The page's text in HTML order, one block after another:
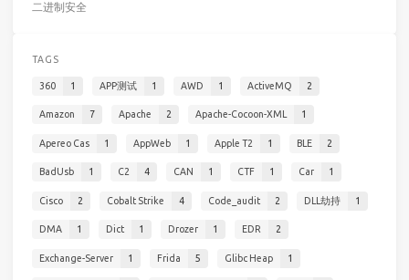
二进制安全
TAGS
360 1 APP测试 1 AWD 1 ActiveMQ 2
Amazon 7 Apache 2 Apache-Cocoon-XML 1
Apereo Cas 1 AppWeb 1 Apple T2 1 BLE 2
BadUsb 1 C2 4 CAN 1 CTF 1 Car 1
Cisco 2 Cobalt Strike 4 Code_audit 2 DLL劫持 1
DMA 1 Dict 1 Drozer 1 EDR 2
Exchange-Server 1 Frida 5 Glibc Heap 1